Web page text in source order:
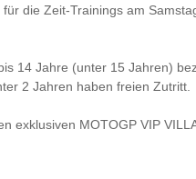
für die Zeit-Trainings am
14 Jahre (unter 15 Jahren)
2 Jahren haben freien Zutritt.
exklusiven MOTOGP VIP